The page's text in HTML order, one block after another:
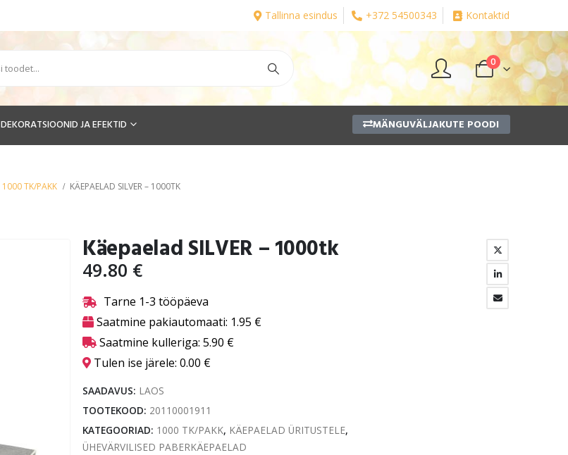
Tallinna esindus +372 54500343 Kontaktid
0
DEKORATSIOONID JA EFEKTID MÄNGUVÄLJAKUTE POODI
1000 TK/PAKK KÄEPAELAD SILVER – 1000TK
Käepaelad SILVER – 1000tk
49.80 €
Tarne 1-3 tööpäeva
Saatmine pakiautomaati: 1.95 €
Saatmine kulleriga: 5.90 €
Tulen ise järele: 0.00 €
SAADAVUS: LAOS
TOOTEKOOD: 20110001911
KATEGOORIAD: 1000 TK/PAKK, KÄEPAELAD ÜRITUSTELE,
ÜHE­VÄRVILISED PABER­­­KÄEPAELAD